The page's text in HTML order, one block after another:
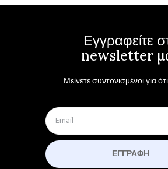
Εγγραφείτε
newsletter
Μείνετε συντονισμένοι για
ΕΓΓΡΑΦΉ